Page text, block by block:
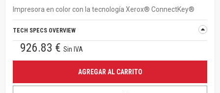
Impresora en color con la tecnología Xerox® ConnectKey®
TECH SPECS OVERVIEW
926.83 € Sin IVA
AGREGAR AL CARRITO